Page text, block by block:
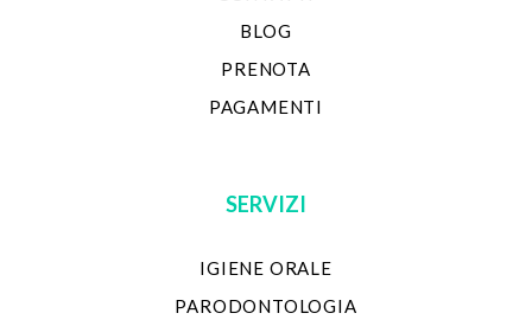
BLOG
PRENOTA
PAGAMENTI
SERVIZI
IGIENE ORALE
PARODONTOLOGIA